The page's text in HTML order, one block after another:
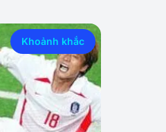
Khoảnh khắc